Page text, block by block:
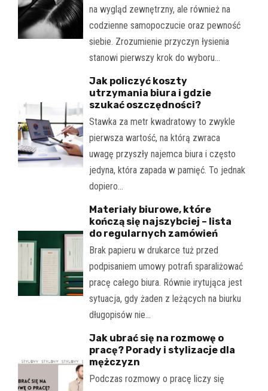
na wygląd zewnętrzny, ale również na
codzienne samopoczucie oraz pewność
siebie. Zrozumienie przyczyn łysienia
stanowi pierwszy krok do wyboru…
Jak policzyć koszty
utrzymania biura i gdzie
szukać oszczędności?
Stawka za metr kwadratowy to zwykle
pierwsza wartość, na którą zwraca
uwagę przyszły najemca biura i często
jedyna, która zapada w pamięć. To jednak
dopiero…
Materiały biurowe, które
kończą się najszybciej – lista
do regularnych zamówień
Brak papieru w drukarce tuż przed
podpisaniem umowy potrafi sparaliżować
pracę całego biura. Równie irytująca jest
sytuacja, gdy żaden z leżących na biurku
długopisów nie…
Jak ubrać się na rozmowę o
pracę? Porady i stylizacje dla
mężczyzn
Podczas rozmowy o pracę liczy się